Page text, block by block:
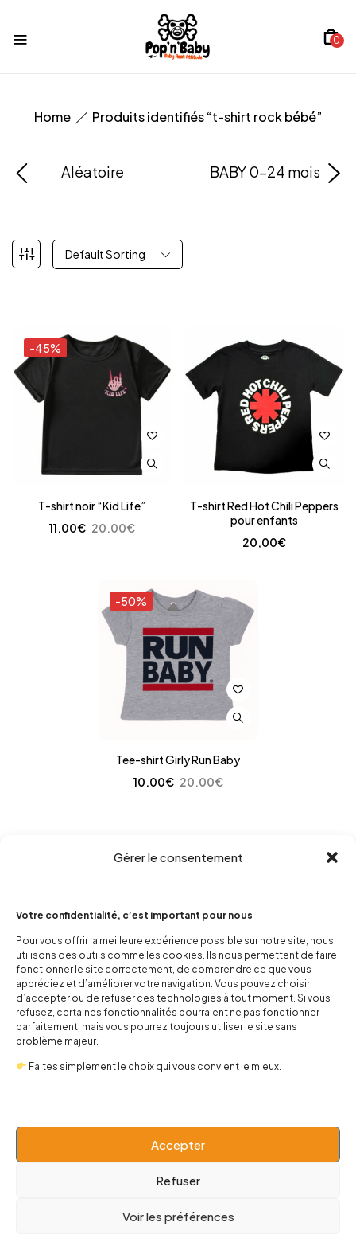
Gérer le consentement
Votre confidentialité, c’est important pour nous
Pour vous offrir la meilleure expérience possible sur notre site, nous
utilisons des outils comme les cookies. Ils nous permettent de faire
fonctionner le site correctement, de comprendre ce que vous
appréciez et d’améliorer votre navigation. Vous pouvez choisir
d’accepter ou de refuser ces technologies à tout moment. Si vous
refusez, certaines fonctionnalités pourraient ne pas fonctionner
parfaitement, mais vous pourrez toujours utiliser le site sans
problème majeur.
Faites simplement le choix qui vous convient le mieux.
Accepter
Refuser
Voir les préférences
0
Home Produits identifiés “t-shirt rock bébé”
Aléatoire BABY 0-24 mois
Default Sorting
-45%
T-shirt noir “Kid Life”
20,00€
11,00€
T-shirt Red Hot Chili Peppers
pour enfants
20,00€
-50%
Tee-shirt Girly Run Baby
20,00€
10,00€